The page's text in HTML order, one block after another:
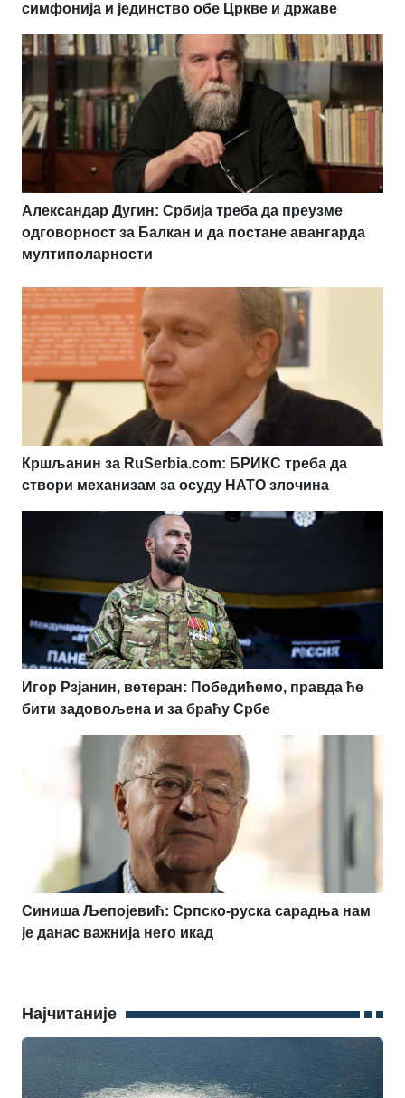
симфонија и јединство обе Цркве и државе
Александар Дугин: Србија треба да преузме
одговорност за Балкан и да постане авангарда
мултиполарности
Кршљанин за RuSerbia.com: БРИКС треба да
створи механизам за осуду НАТО злочина
Игор Рзјанин, ветеран: Победићемо, правда ће
бити задовољена и за браћу Србе
Синиша Љепојевић: Српско-руска сарадња нам
је данас важнија него икад
Најчитаније